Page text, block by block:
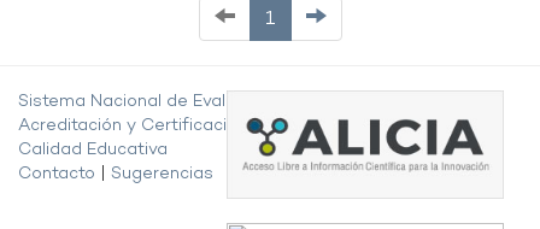
1
Sistema Nacional de Evaluación,
Acreditación y Certificación de la
Calidad Educativa
Contacto
Sugerencias